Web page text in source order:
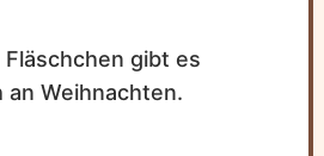
gibt es
Weihnachten.